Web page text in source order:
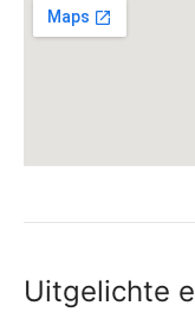
Uitgelichte